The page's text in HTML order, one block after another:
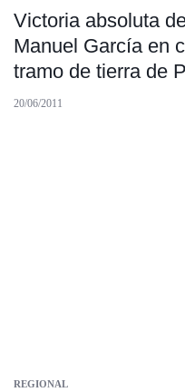
Victoria absoluta
Manuel García en
tramo de tierra de
20/06/2011
REGIONAL